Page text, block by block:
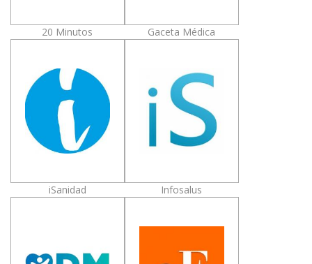
20 Minutos Gaceta Médica
iSanidad Infosalus